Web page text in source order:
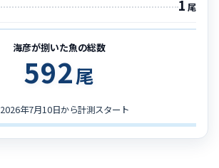
1 尾
海彦が捌いた魚の総数
592尾
2026年7月10日から計測スタート